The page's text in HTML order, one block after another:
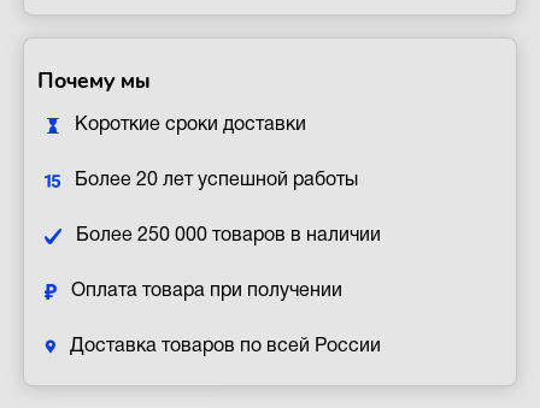
Почему мы
Короткие сроки доставки
Более 20 лет успешной работы
Более 250 000 товаров в наличии
Оплата товара при получении
Доставка товаров по всей России